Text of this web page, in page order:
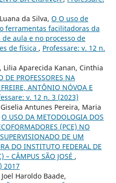
da Silva, O O uso de
ferramentas facilitadoras da
aula e no processo de
de física , Professare: v. 12 n.
Lilia Aparecida Kanan, Cinthia
DE PROFESSORES NA
ANTÔNIO NÓVOA E
v. 12 n. 3 (2023)
Antunes Pereira, Maria
O USO DA METODOLOGIA DOS
(PCE) NO
DE UM
DO INSTITUTO FEDERAL DE
– CÂMPUS SÃO JOSÉ ,
2017
Haroldo Baade,